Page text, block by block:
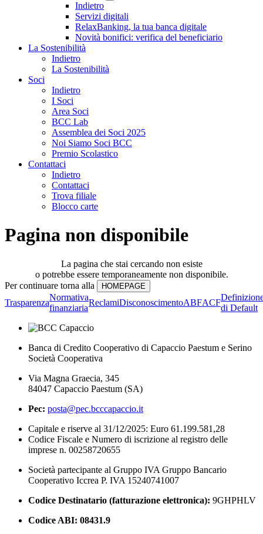
Indietro
Servizi digitali
RelaxBanking, la tua banca digitale
Novità bonifici: verifica del beneficiario
La Sostenibilità
Indietro
La Sostenibilità
Soci
Indietro
I Soci
Area Soci
BCC Lab
Assemblea dei Soci 2025
Noi Siamo Soci BCC
Premio Scolastico
Contattaci
Indietro
Contattaci
Trova filiale
Blocco carte
Pagina non disponibile
La pagina che stai cercando non esiste
o potrebbe essere temporaneamente non disponibile.
Per continuare torna alla
Trasparenza
Normativa
finanziaria
ReclamiDisconoscimentoABFACF
di Default
Banca di Credito Cooperativo di Capaccio Paestum e Serino
Società Cooperativa
Via Magna Graecia, 345
84047 Capaccio Paestum (SA)
Pec: posta@pec.bcccapaccio.it
Capitale e riserve al 31/12/2025: Euro 61.199.581,28
Codice Fiscale e Numero di iscrizione al registro delle
imprese n. 00258720655
Società partecipante al Gruppo IVA Gruppo Bancario
Cooperativo Iccrea P. IVA 15240741007
Codice Destinatario (fatturazione elettronica): 9GHPHLV
Codice ABI: 08431.9